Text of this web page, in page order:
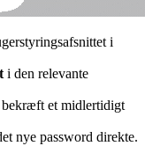
i
i den relevante
bekræft et midlertidigt
nye password direkte.